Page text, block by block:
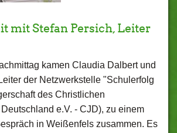
mit Stefan Persich, Leiter
kamen Claudia Dalbert und
der Netzwerkstelle "Schulerfolg
des Christlichen
e.V. - CJD), zu einem
in Weißenfels zusammen. Es